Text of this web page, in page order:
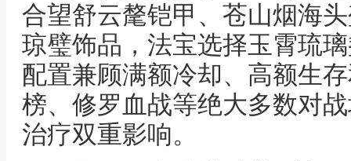
合望舒云氂铠甲、苍山烟海
琼璧饰品，法宝选择玉霄琉
配置兼顾满额冷却、高额生
榜、修罗血战等绝大多数对
治疗双重影响。